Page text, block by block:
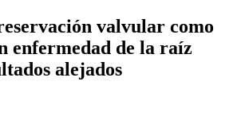
valvular como
enfermedad de la raíz
alejados